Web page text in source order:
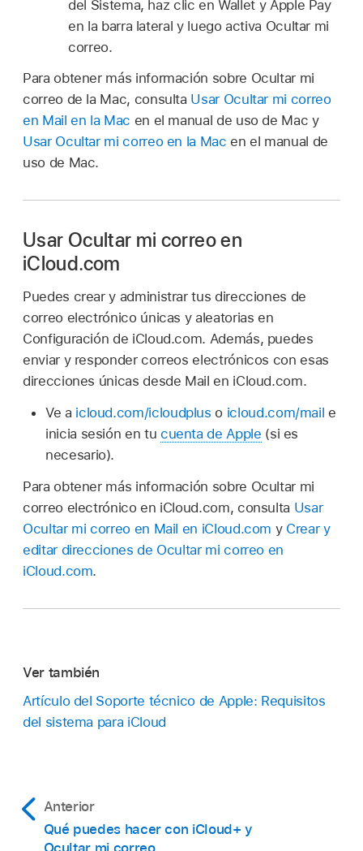
del Sistema, haz clic en Wallet y Apple Pay
en la barra lateral y luego activa Ocultar mi
correo.
Para obtener más información sobre Ocultar mi
correo de la Mac, consulta Usar Ocultar mi correo
en Mail en la Mac en el manual de uso de Mac y
Usar Ocultar mi correo en la Mac en el manual de
uso de Mac.
Usar Ocultar mi correo en
iCloud.com
Puedes crear y administrar tus direcciones de
correo electrónico únicas y aleatorias en
Configuración de iCloud.com. Además, puedes
enviar y responder correos electrónicos con esas
direcciones únicas desde Mail en iCloud.com.
Ve a icloud.com/icloudplus o icloud.com/mail e
inicia sesión en tu cuenta de Apple (si es
necesario).
Para obtener más información sobre Ocultar mi
correo electrónico en iCloud.com, consulta Usar
Ocultar mi correo en Mail en iCloud.com y Crear y
editar direcciones de Ocultar mi correo en
iCloud.com.
Ver también
Artículo del Soporte técnico de Apple: Requisitos
del sistema para iCloud
Anterior
Qué puedes hacer con iCloud+ y
Ocultar mi correo